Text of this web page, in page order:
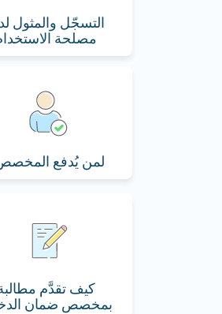
التسجّل والمثول لدى
مصلحة الاستخدام
لمن يُدفع المخصص؟
كيف تقدَّم مطالبة
بمخصص ضمان الدخل؟